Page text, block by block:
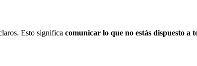
Esto significa comunicar lo que no estás dispuesto a